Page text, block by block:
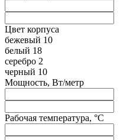
Цвет корпуса
бежевый 10
белый 18
серебро 2
черный 10
Мощность, Вт/метр
Рабочая температура, °C